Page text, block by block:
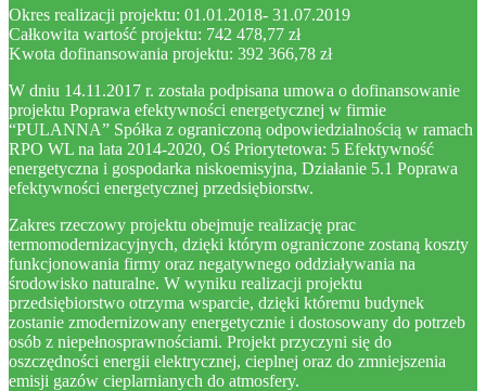
Okres realizacji projektu: 01.01.2018- 31.07.2019
Całkowita wartość projektu: 742 478,77 zł
Kwota dofinansowania projektu: 392 366,78 zł
W dniu 14.11.2017 r. została podpisana umowa o dofinansowanie
projektu Poprawa efektywności energetycznej w firmie
“PULANNA” Spółka z ograniczoną odpowiedzialnością w ramach
RPO WL na lata 2014-2020, Oś Priorytetowa: 5 Efektywność
energetyczna i gospodarka niskoemisyjna, Działanie 5.1 Poprawa
efektywności energetycznej przedsiębiorstw.
Zakres rzeczowy projektu obejmuje realizację prac
termomodernizacyjnych, dzięki którym ograniczone zostaną koszty
funkcjonowania firmy oraz negatywnego oddziaływania na
środowisko naturalne. W wyniku realizacji projektu
przedsiębiorstwo otrzyma wsparcie, dzięki któremu budynek
zostanie zmodernizowany energetycznie i dostosowany do potrzeb
osób z niepełnosprawnościami. Projekt przyczyni się do
oszczędności energii elektrycznej, cieplnej oraz do zmniejszenia
emisji gazów cieplarnianych do atmosfery.